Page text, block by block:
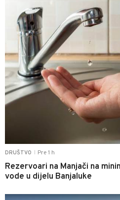
DRUŠTVO Pre 1 h
Rezervoari na Manjači na
vode u dijelu Banjaluke